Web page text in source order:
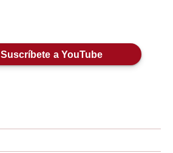
Suscríbete a YouTube